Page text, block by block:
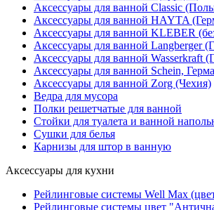
Аксессуары для ванной Classic
Аксессуары для ванной HAYTA
Аксессуары для ванной KLEBER
Аксессуары для ванной Langberger
Аксессуары для ванной Wasserkraft
Аксессуары для ванной Schein,
Аксессуары для ванной Zorg (Чехия)
Ведра для мусора
Полки решетчатые для ванной
Стойки для туалета и ванной
Сушки для белья
Карнизы для штор в ванную
Аксессуары для кухни
Рейлинговые системы Well Max
Рейлинговые системы цвет